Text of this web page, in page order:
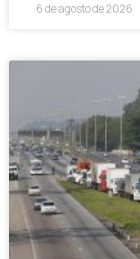
6 de agosto de 2026